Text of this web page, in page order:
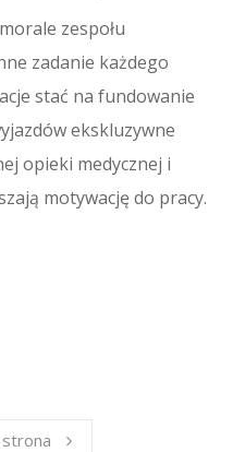
zespołu
zadanie każdego
stać na fundowanie
ekskluzywne
opieki medycznej i
motywację do pracy.